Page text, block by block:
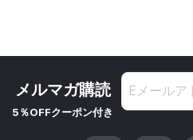
メルマガ購読
5％OFFクーポン付き